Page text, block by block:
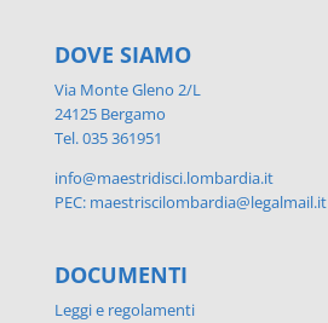
DOVE SIAMO
Via Monte Gleno 2/L
24125 Bergamo
Tel. 035 361951
info@maestridisci.lombardia.it
PEC: maestriscilombardia@legalmail.it
DOCUMENTI
Leggi e regolamenti